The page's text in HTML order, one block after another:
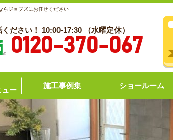
らジョブズにお任せください
ださい！ 10:00-17:30 （水曜定休）
0120-370-067
ュー
施工事例集 ショールーム